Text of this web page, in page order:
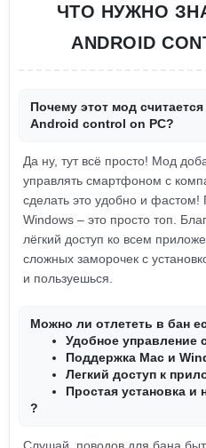
ЧТО НУЖНО
ANDROID
Почему этот мод
Android control on PC?
Да ну, тут всё просто! Мод
управлять смартфоном с
сделать это удобно и фастом!
Windows – это просто топ.
лёгкий доступ ко всем
сложных заморочек с
и пользуешься.
Можно ли отлететь в бан
Удобное управление
Поддержка Mac и
Легкий доступ к
Простая установка и
?